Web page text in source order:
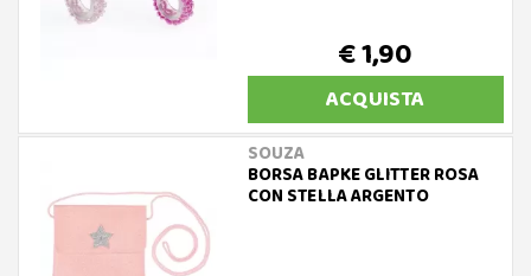
€ 1,90
ACQUISTA
SOUZA
BORSA BAPKE GLITTER ROSA
CON STELLA ARGENTO